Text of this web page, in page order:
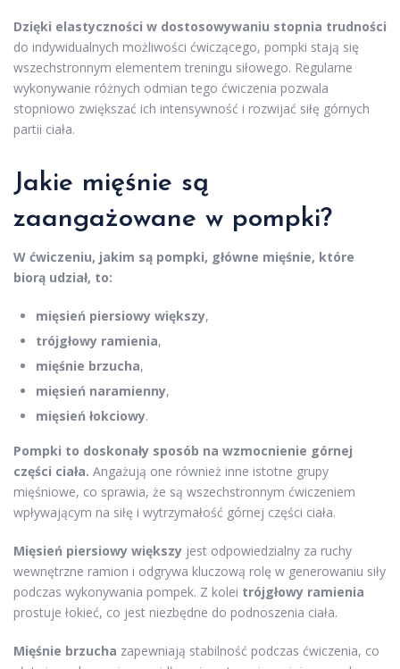
Dzięki elastyczności w dostosowywaniu stopnia trudności
do indywidualnych możliwości ćwiczącego, pompki stają się
wszechstronnym elementem treningu siłowego. Regularne
wykonywanie różnych odmian tego ćwiczenia pozwala
stopniowo zwiększać ich intensywność i rozwijać siłę górnych
partii ciała.
Jakie mięśnie są
zaangażowane w pompki?
W ćwiczeniu, jakim są pompki, główne mięśnie, które
biorą udział, to:
mięsień piersiowy większy,
trójgłowy ramienia,
mięśnie brzucha,
mięsień naramienny,
mięsień łokciowy.
Pompki to doskonały sposób na wzmocnienie górnej
części ciała. Angażują one również inne istotne grupy
mięśniowe, co sprawia, że są wszechstronnym ćwiczeniem
wpływającym na siłę i wytrzymałość górnej części ciała.
Mięsień piersiowy większy jest odpowiedzialny za ruchy
wewnętrzne ramion i odgrywa kluczową rolę w generowaniu siły
podczas wykonywania pompek. Z kolei trójgłowy ramienia
prostuje łokieć, co jest niezbędne do podnoszenia ciała.
Mięśnie brzucha zapewniają stabilność podczas ćwiczenia, co